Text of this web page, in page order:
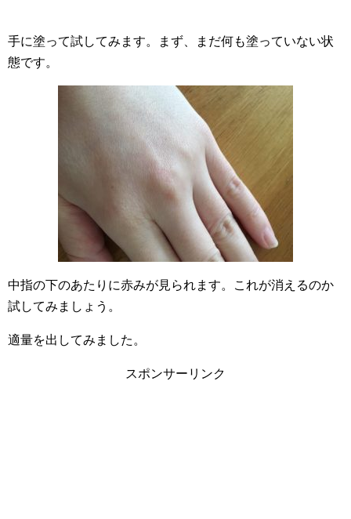
手に塗って試してみます。まず、まだ何も塗っていない状
態です。
中指の下のあたりに赤みが見られます。これが消えるのか
試してみましょう。
適量を出してみました。
スポンサーリンク